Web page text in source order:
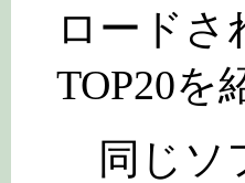
ロード
TOP20を
同じソ